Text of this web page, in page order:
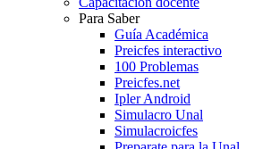
Para Saber
Guía Académica
Preicfes interactivo
100 Problemas
Preicfes.net
Ipler Android
Simulacro Unal
Simulacroicfes